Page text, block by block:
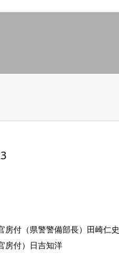
付（県警警備部長）田崎仁史
房付）日吉知洋